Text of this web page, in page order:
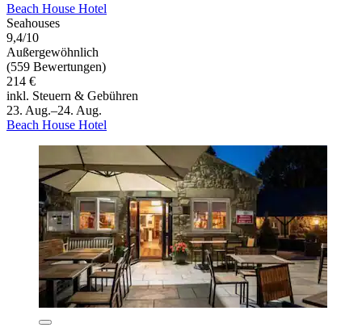
Beach House Hotel
Seahouses
9,4/10
Außergewöhnlich
(559 Bewertungen)
214 €
inkl. Steuern & Gebühren
23. Aug.–24. Aug.
Beach House Hotel